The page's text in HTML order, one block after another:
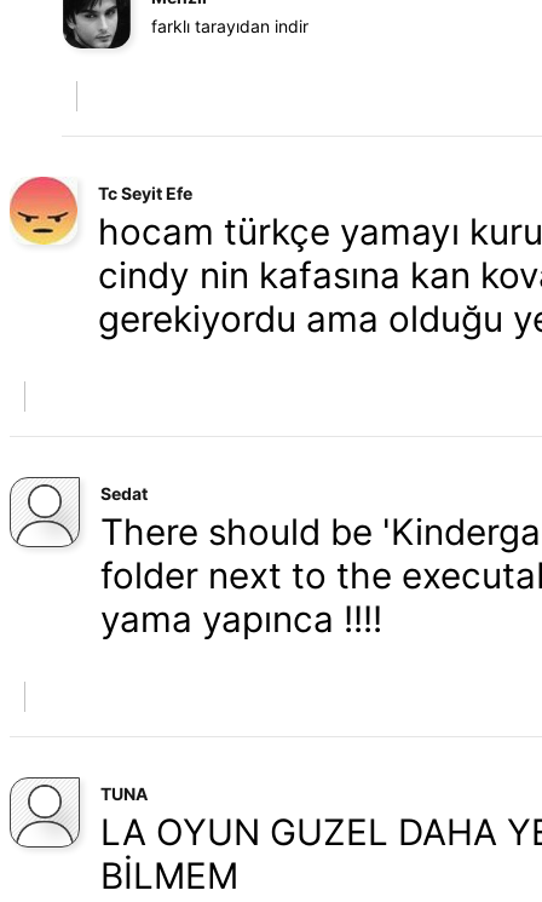
farklı tarayıdan indir
Tc Seyit Efe
hocam türkçe yamayı
cindy nin kafasına kan
gerekiyordu ama olduğu
Sedat
There should be
folder next to the
yama yapınca !!!!
TUNA
LA OYUN GUZEL DAHA
BİLMEM